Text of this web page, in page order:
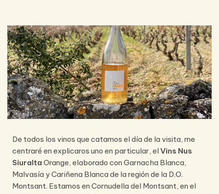
De todos los vinos que catamos el día de la visita, me
centraré en explicaros uno en particular, elVins Nus
Siuralta Orange, elaborado con Garnacha Blanca,
Malvasía y Cariñena Blanca de la región de la D.O.
Montsant. Estamos en Cornudella del Montsant, en el